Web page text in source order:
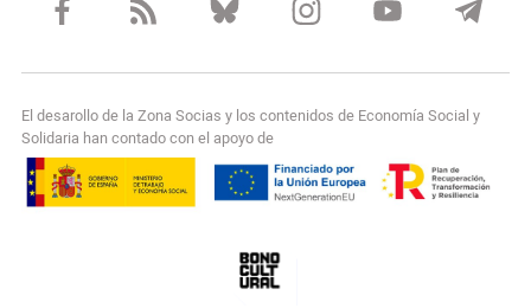
El desarollo de la Zona Socias y los contenidos de Economía Social y
Solidaria han contado con el apoyo de